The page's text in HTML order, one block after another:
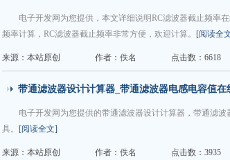
电子开发网为您提供，本文详细说明RC滤波器截止频率
频率计算，RC滤波器截止频率非常方便，欢迎计算。 [阅读全
来源：本站原创 作者：佚名 点击数：6618
带通滤波器设计计算器_带通滤波器电感电容值在
电子开发网为您提供的带通滤波器设计计算器，带通滤
具。 [阅读全文]
来源：本站原创 作者：佚名 点击数：3935